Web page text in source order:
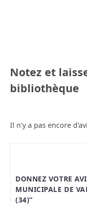
Notez et
bibliothèque
Il n'y a pas encore
DONNEZ VOTRE
MUNICIPALE DE
(34)”